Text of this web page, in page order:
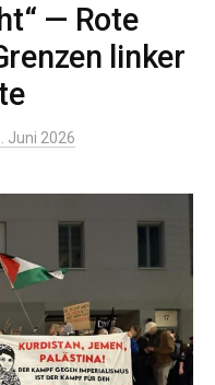
— Rote
linker
Juni 2026